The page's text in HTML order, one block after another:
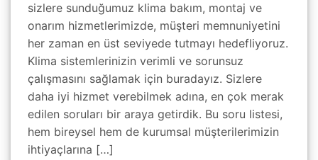
sizlere sunduğumuz klima bakım, montaj ve
onarım hizmetlerimizde, müşteri memnuniyetini
her zaman en üst seviyede tutmayı hedefliyoruz.
Klima sistemlerinizin verimli ve sorunsuz
çalışmasını sağlamak için buradayız. Sizlere
daha iyi hizmet verebilmek adına, en çok merak
edilen soruları bir araya getirdik. Bu soru listesi,
hem bireysel hem de kurumsal müşterilerimizin
ihtiyaçlarına […]